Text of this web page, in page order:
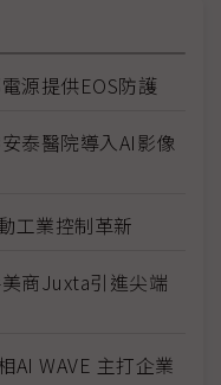
源提供EOS防護
泰醫院導入AI影像
工業控制革新
商Juxta引進尖端
AI WAVE 主打企業